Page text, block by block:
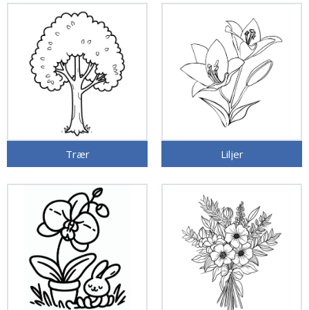
Trær Liljer